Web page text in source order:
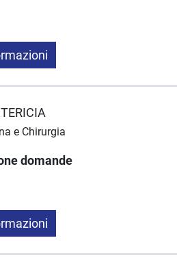
e Chirurgia
domande